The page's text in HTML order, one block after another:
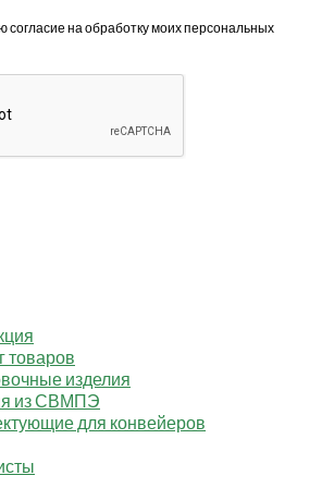
на обработку моих персональных
товаров
изделия
из СВМПЭ
для конвейеров